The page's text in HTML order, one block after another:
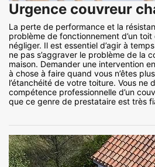
Urgence couvreur
La perte de performance et la
problème de fonctionnement d’un
négliger. Il est essentiel d’agir à
ne pas s’aggraver le problème de la
maison. Demander une intervention
à chose à faire quand vous n’êtes
l’étanchéité de votre toiture. Vous ne
compétence professionnelle d’un
que ce genre de prestataire est très